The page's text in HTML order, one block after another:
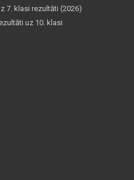
7. klasi rezultāti (2026)
uz 10. klasi